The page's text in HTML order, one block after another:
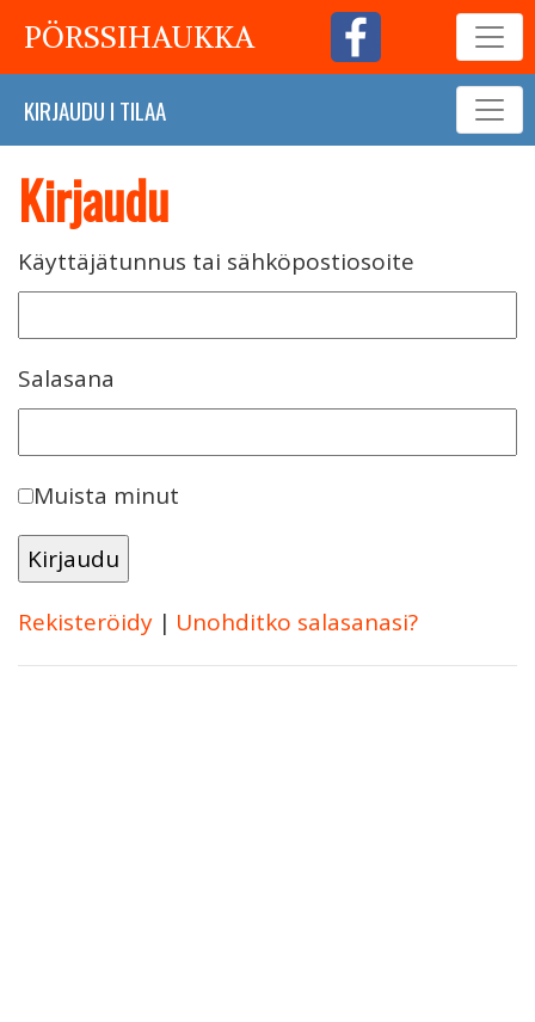
PÖRSSIHAUKKA
KIRJAUDU I TILAA
Kirjaudu
Käyttäjätunnus tai sähköpostiosoite
Salasana
Muista minut
Rekisteröidy | Unohditko salasanasi?